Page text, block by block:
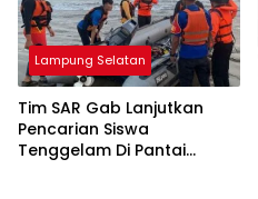
Lampung Selatan
Tim SAR Gab Lanjutkan
Pencarian Siswa
Tenggelam Di Pantai